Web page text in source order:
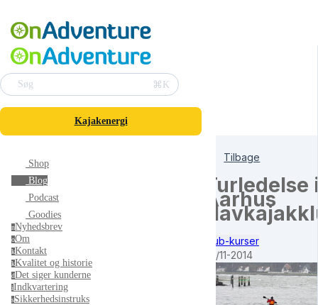
Søg ⌘K
Kajakenergi
Shop
Blog
Podcast
Goodies
nNyhedsbrev
oOm
kKontakt
kKvalitet og historie
dDet siger kunderne
iIndkvartering
sSikkerhedsinstruks
Tilbage
Turledelse
Aarhus
Klub-kurser
23/11-2014